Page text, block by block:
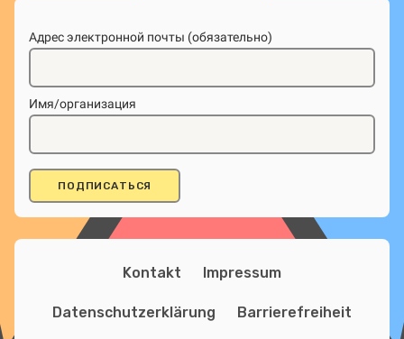
Адрес электронной почты (обязательно)
Имя/организация
Kontakt Impressum
Datenschutzerklärung Barrierefreiheit